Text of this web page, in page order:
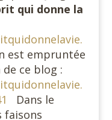
qui donne la
est empruntée
ce blog :
Dans le
faisons